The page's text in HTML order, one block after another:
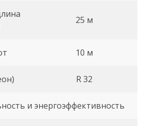
25 м
10 м
R 32
и энергоэффективность